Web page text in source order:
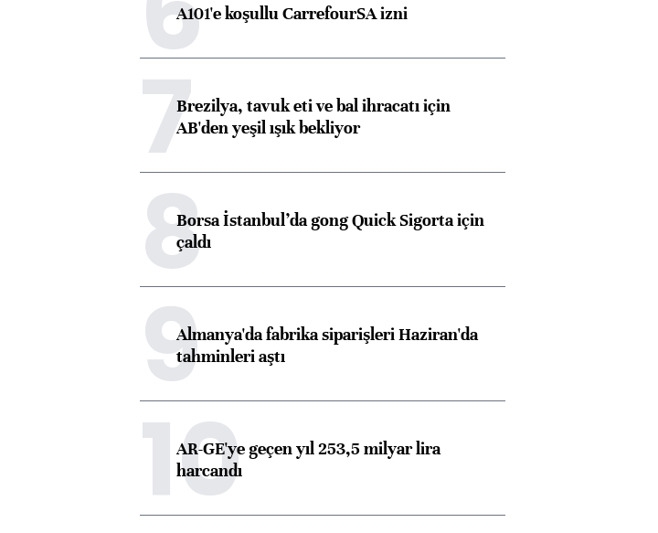
A101'e koşullu CarrefourSA izni
7Brezilya, tavuk eti ve bal ihracatı için
AB'den yeşil ışık bekliyor
8Borsa İstanbul’da gong Quick Sigorta için
çaldı
9Almanya'da fabrika siparişleri Haziran'da
tahminleri aştı
10
AR-GE'ye geçen yıl 253,5 milyar lira
harcandı